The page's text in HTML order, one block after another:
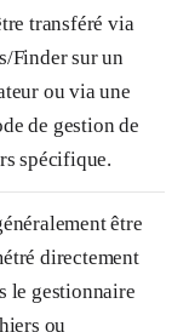
transféré via
Finder sur un
ou via une
de gestion de
spécifique.
être
directement
le gestionnaire
ou